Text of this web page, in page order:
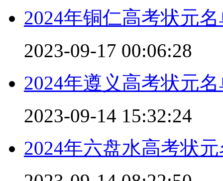
2024年铜仁高考状元
2023-09-17 00:06:28
2024年遵义高考状元
2023-09-14 15:32:24
2024年六盘水高考状